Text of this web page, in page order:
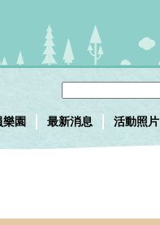
樂園 最新消息 活動照片